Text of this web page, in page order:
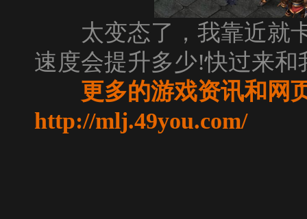
太变态了，我靠近就卡
速度会提升多少!快过来
更多的游戏资讯和网
http://mlj.49you.com/